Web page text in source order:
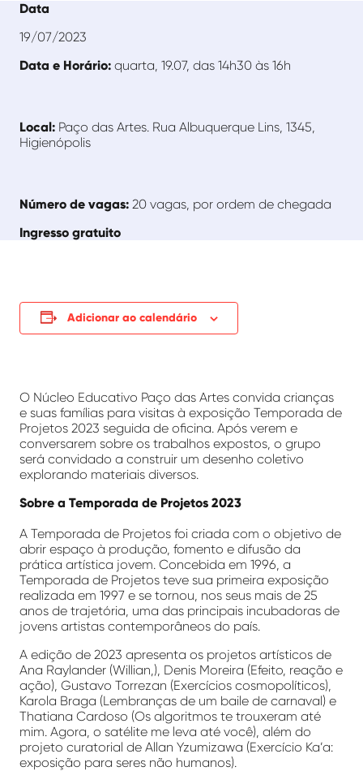
Data
19/07/2023
Data e Horário: quarta, 19.07, das 14h30 às 16h
Local: Paço das Artes. Rua Albuquerque Lins, 1345,
Higienópolis
Número de vagas: 20 vagas, por ordem de chegada
Ingresso gratuito
Adicionar ao calendário
O Núcleo Educativo Paço das Artes convida crianças
e suas famílias para visitas à exposição Temporada de
Projetos 2023 seguida de oficina. Após verem e
conversarem sobre os trabalhos expostos, o grupo
será convidado a construir um desenho coletivo
explorando materiais diversos.
Sobre a Temporada de Projetos 2023
A Temporada de Projetos foi criada com o objetivo de
abrir espaço à produção, fomento e difusão da
prática artística jovem. Concebida em 1996, a
Temporada de Projetos teve sua primeira exposição
realizada em 1997 e se tornou, nos seus mais de 25
anos de trajetória, uma das principais incubadoras de
jovens artistas contemporâneos do país.
A edição de 2023 apresenta os projetos artísticos de
Ana Raylander (Willian,), Denis Moreira (Efeito, reação e
ação), Gustavo Torrezan (Exercícios cosmopolíticos),
Karola Braga (Lembranças de um baile de carnaval) e
Thatiana Cardoso (Os algoritmos te trouxeram até
mim. Agora, o satélite me leva até você), além do
projeto curatorial de Allan Yzumizawa (Exercício Ka’a:
exposição para seres não humanos).